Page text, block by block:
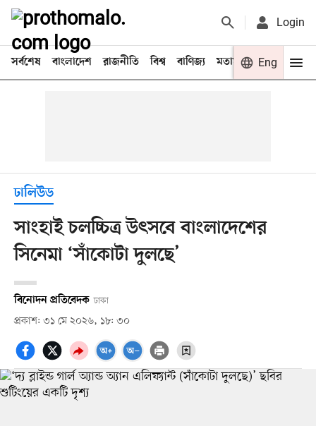
Login
সর্বশেষ বাংলাদেশ রাজনীতি বিশ্ব বাণিজ্য মতামত খেলা
Eng
ঢালিউড
সাংহাই চলচ্চিত্র উৎসবে বাংলাদেশের
সিনেমা ‘সাঁকোটা দুলছে’
বিনোদন প্রতিবেদক ঢাকা
প্রকাশ: ৩১ মে ২০২৬, ১৮: ৩০